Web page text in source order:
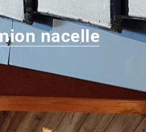
nacelle